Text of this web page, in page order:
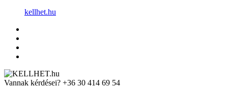
kellhet.hu
Vannak kérdései? +36 30 414 69 54